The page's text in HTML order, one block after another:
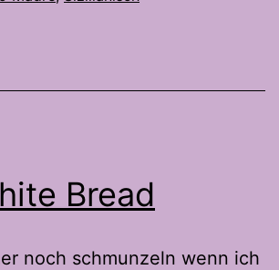
Bread
noch schmunzeln wenn ich